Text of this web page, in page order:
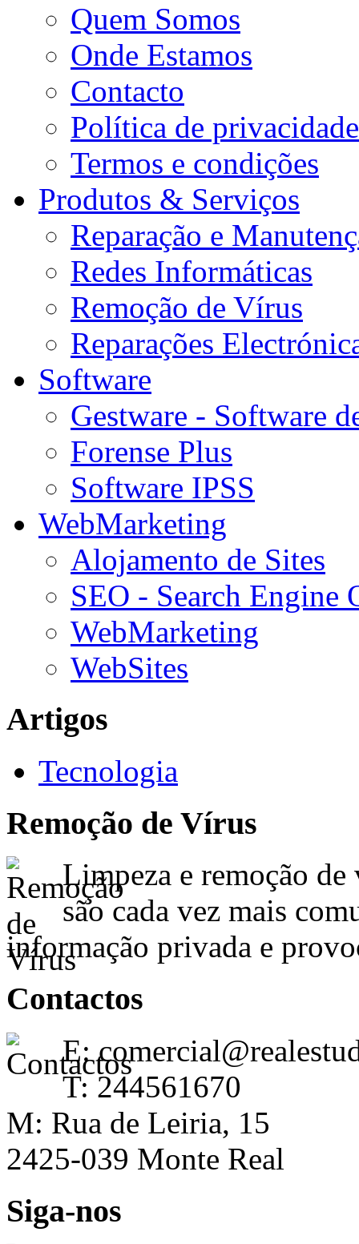
Quem Somos
Onde Estamos
Contacto
Política de privacidade
Termos e condições
Produtos & Serviços
Reparação e
Redes Informáticas
Remoção de Vírus
Reparações
Software
Gestware - Software
Forense Plus
Software IPSS
WebMarketing
Alojamento de Sites
SEO - Search Engine
WebMarketing
WebSites
Artigos
Tecnologia
Remoção de Vírus
Limpeza e remoção de
são cada vez mais
informação privada e
Contactos
E:
T: 244561670
M: Rua de Leiria, 15
2425-039 Monte Real
Siga-nos